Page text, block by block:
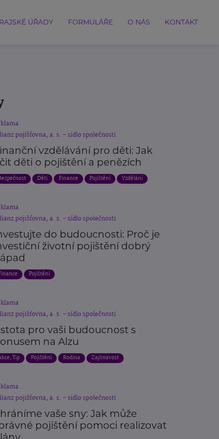
ÚŘADY FORMULÁŘE O NÁS KONTAKT
pojišťovna, a. s. - sídlo společnosti
vzdělávání pro děti: Jak
děti o pojištění a penězích
Děti Finance Pojištění Vzdělání
pojišťovna, a. s. - sídlo společnosti
do budoucnosti: Proč je
životní pojištění dobrý
Pojištění
pojišťovna, a. s. - sídlo společnosti
pro vaši budoucnost s
na Alzu
Tip Pojištění Rodina Zajímavost
pojišťovna, a. s. - sídlo společnosti
vaše sny: Jak může
pojištění pomoci realizovat